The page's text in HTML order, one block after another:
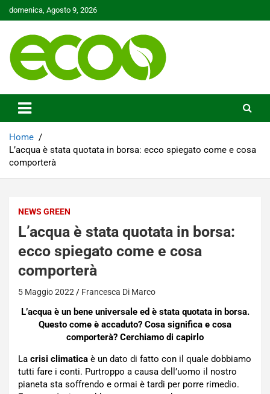
Skip
to
domenica, Agosto 9, 2026
Ecoo.it
Home
L’acqua è stata quotata in borsa: ecco spiegato come e cosa
comporterà
NEWS GREEN
L’acqua è stata quotata in borsa:
ecco spiegato come e cosa
comporterà
5 Maggio 2022 Francesca Di Marco
L’acqua è un bene universale ed è stata quotata in borsa.
Questo come è accaduto? Cosa significa e cosa
comporterà? Cerchiamo di capirlo
La crisi climatica è un dato di fatto con il quale dobbiamo
tutti fare i conti. Purtroppo a causa dell’uomo il nostro
pianeta sta soffrendo e ormai è tardi per porre rimedio.